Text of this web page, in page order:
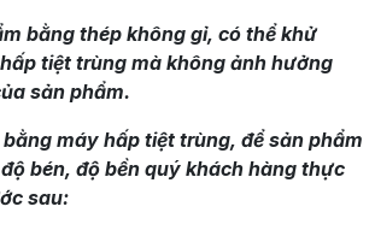
bằng thép không gỉ, có thể khử
tiệt trùng mà không ảnh hưởng
sản phẩm.
máy hấp tiệt trùng, để sản phẩm
bén, độ bền quý khách hàng thực
sau: